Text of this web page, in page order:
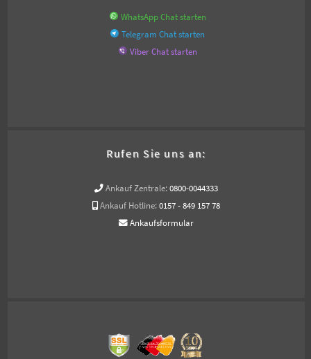
WhatsApp Chat starten
Telegram Chat starten
Viber Chat starten
Rufen Sie uns an:
Ankauf Zentrale: 0800-0044333
Ankauf Hotline: 0157 - 849 157 78
Ankaufsformular